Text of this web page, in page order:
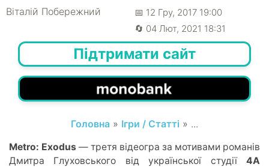
Віталій Побережний
📅 12 Гру, 2017 19:00
🔄 04 Лют, 2021 18:31
Підтримати сайт
Головна » Ігри / Статті » ...
Metro: Exodus — третя відеогра за мотивами романів
Дмитра Глуховського від української студії 4A